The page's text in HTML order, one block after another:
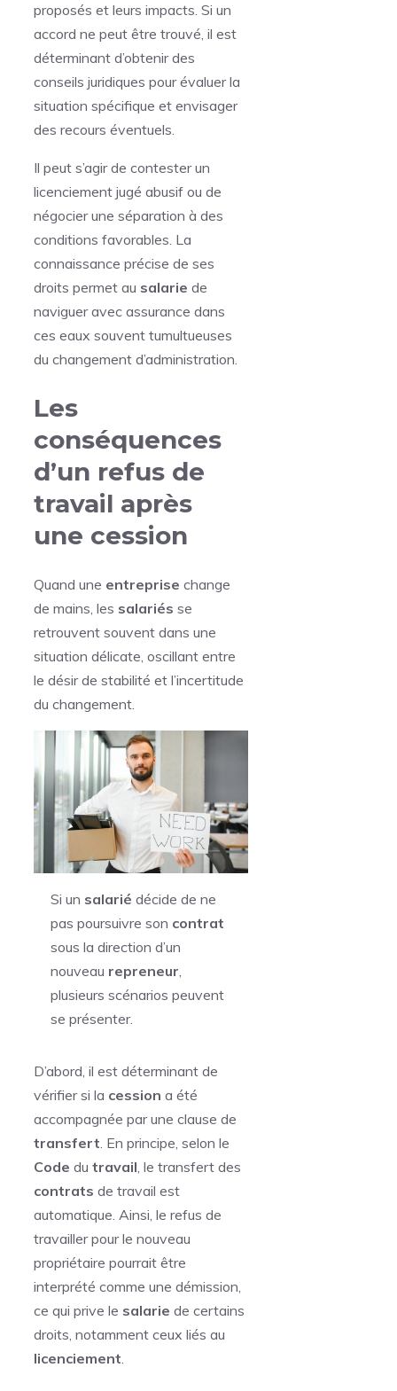
proposés et leurs impacts. Si un
accord ne peut être trouvé, il est
déterminant d’obtenir des
conseils juridiques pour évaluer la
situation spécifique et envisager
des recours éventuels.
Il peut s’agir de contester un
licenciement jugé abusif ou de
négocier une séparation à des
conditions favorables. La
connaissance précise de ses
droits permet au salarie de
naviguer avec assurance dans
ces eaux souvent tumultueuses
du changement d’administration.
Les
conséquences
d’un refus de
travail après
une cession
Quand une entreprise change
de mains, les salariés se
retrouvent souvent dans une
situation délicate, oscillant entre
le désir de stabilité et l’incertitude
du changement.
Si un salarié décide de ne
pas poursuivre son contrat
sous la direction d’un
nouveau repreneur
plusieurs scénarios peuvent
se présenter.
D’abord, il est déterminant de
vérifier si la cession a été
accompagnée par une clause de
transfert . En principe, selon le
Code du travail , le transfert des
contrats de travail est
automatique. Ainsi, le refus de
travailler pour le nouveau
propriétaire pourrait être
interprété comme une démission,
ce qui prive le salarie de certains
droits, notamment ceux liés au
licenciement